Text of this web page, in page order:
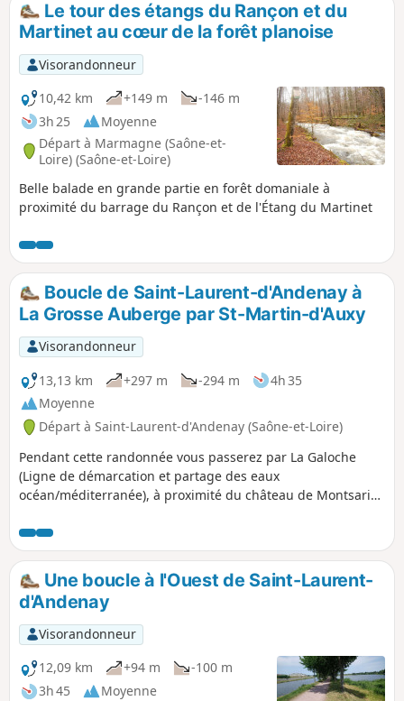
Le tour des étangs du Rançon et du
Martinet au cœur de la forêt planoise
Visorandonneur
10,42 km
+149 m
-146 m
3h 25
Moyenne
Départ à Marmagne (Saône-et-
Loire) (Saône-et-Loire)
Belle balade en grande partie en forêt domaniale à
proximité du barrage du Rançon et de l'Étang du Martinet
Boucle de Saint-Laurent-d'Andenay à
La Grosse Auberge par St-Martin-d'Auxy
Visorandonneur
13,13 km
+297 m -294 m
4h 35
Moyenne
Départ à Saint-Laurent-d'Andenay (Saône-et-Loire)
Pendant cette randonnée vous passerez par La Galoche
(Ligne de démarcation et partage des eaux
océan/méditerranée), à proximité du château de Montsarin
Grosse Auberge (hameau des Baudots)
Une boucle à l'Ouest de Saint-Laurent-
d'Andenay
Visorandonneur
12,09 km
+94 m
-100 m
3h 45
Moyenne